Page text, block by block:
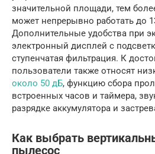
значительной площади, тем
может непрерывно работать до
Дополнительные удобства при
электронный дисплей с
ступенчатая фильтрация. К
пользователи также относят
около 50 дБ, функцию сбора
встроенных часов и таймера,
разрядке аккумулятора и
Как выбрать
пылесос